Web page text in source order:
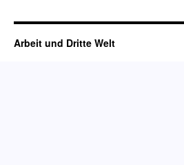
Arbeit und Dritte Welt